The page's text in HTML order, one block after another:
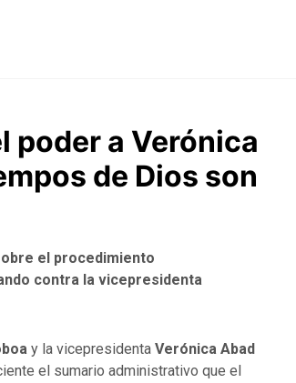
poder a Verónica
de Dios son
el procedimiento
contra la vicepresidenta
y la vicepresidenta Verónica Abad
el sumario administrativo que el